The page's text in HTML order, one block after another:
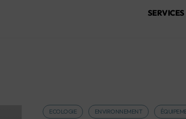
SERVICES
ECOLOGIE ENVIRONNEMENT